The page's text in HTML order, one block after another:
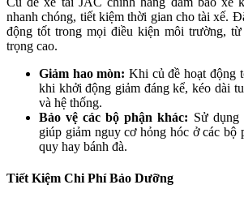
nhanh chóng, tiết kiệm thời gian cho tài xế.
động tốt trong mọi điều kiện môi trường,
trọng cao.
Giảm hao mòn: Khi củ đề hoạt động
khi khởi động giảm đáng kể, kéo dài
và hệ thống.
Bảo vệ các bộ phận khác: Sử dụng
giúp giảm nguy cơ hỏng hóc ở các bộ
quy hay bánh đà.
Tiết Kiệm Chi Phí Bảo Dưỡng